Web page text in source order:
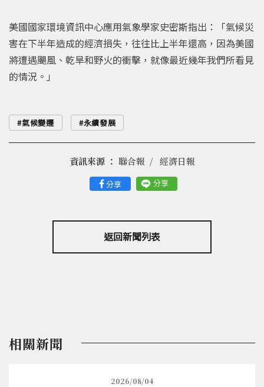
美國國家環境資訊中心應用氣象學家史密斯指出：「氣候災
害在下半年造成的經濟損失，往往比上半年還高，因為美國
將遭遇颶風、乾旱和野火的衝擊，就像最近幾年我們所看見
的情況。」
氣候變遷 永續發展
分享 分享
資訊來源 ： 聯合報 經濟日報
返回新聞列表
相關新聞
2026/08/04